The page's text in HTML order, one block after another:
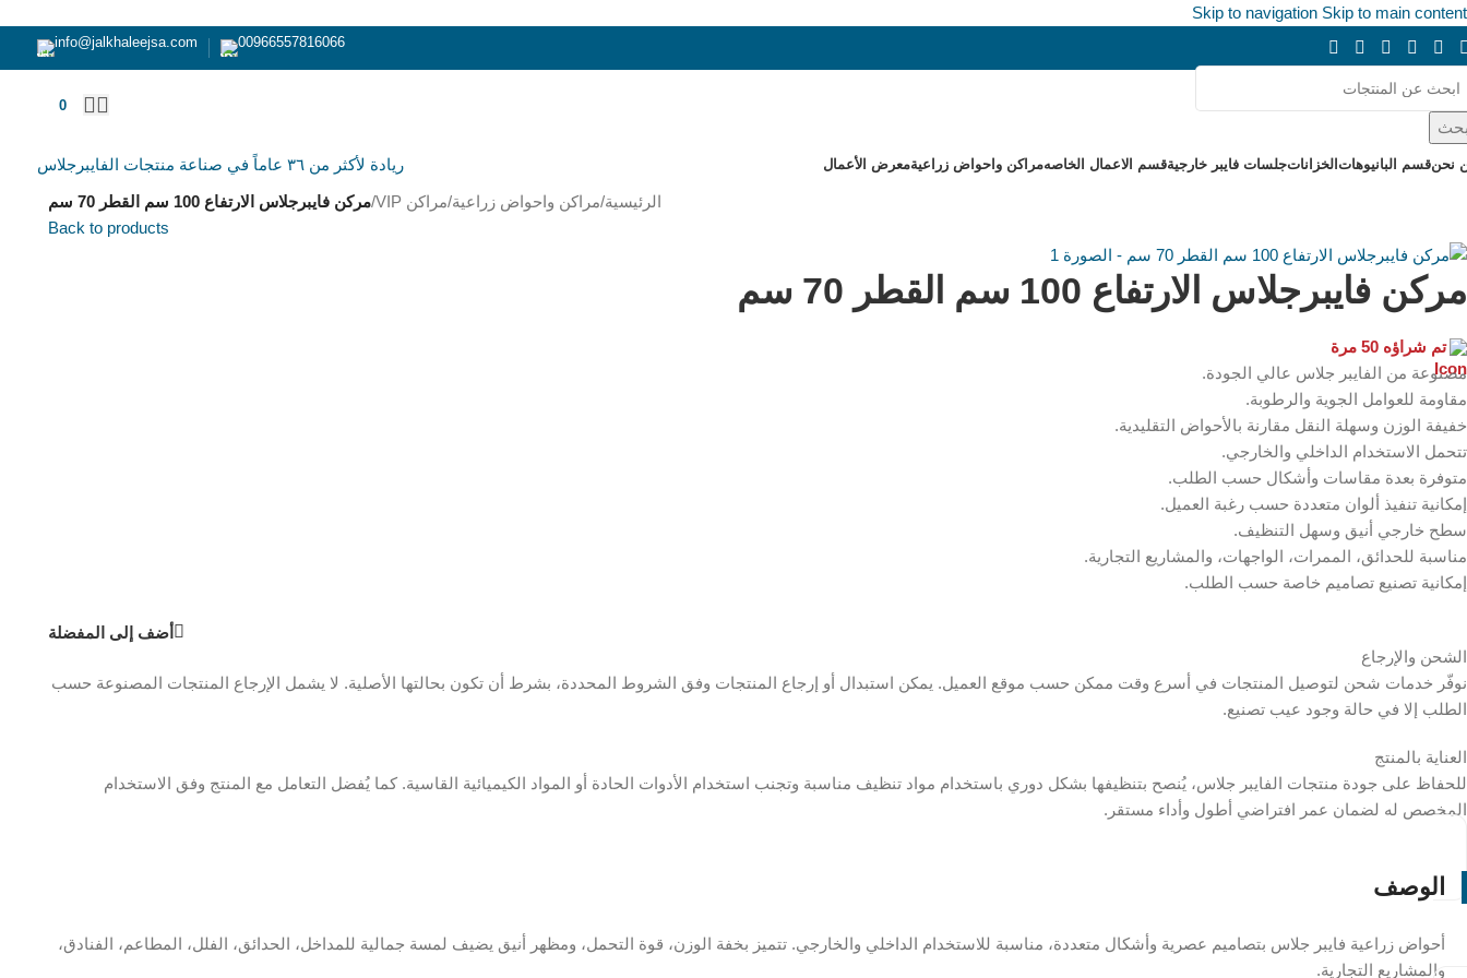
Skip to navigation Skip to main content
00966557816066
info@jalkhaleejsa.com
0
نحنقسم البانيوهاتالخزاناتجلسات فايبر خارجيةقسم الاعمال الخاصهمراكن واحواض زراعيةمعرض الأعمال ريادة لأكثر من ٣٦ عاماً في صناعة منتجات الفايبرجلاس
الرئيسية/مراكن واحواض زراعية/مراكن VIP /مركن فايبرجلاس الارتفاع 100 سم القطر 70 سم
Back to products
مركن فايبرجلاس الارتفاع 100 سم القطر 70 سم
تم شراؤه 50 مرة
مصنوعة من الفايبر جلاس عالي الجودة.
مقاومة للعوامل الجوية والرطوبة.
خفيفة الوزن وسهلة النقل مقارنة بالأحواض التقليدية.
تتحمل الاستخدام الداخلي والخارجي.
متوفرة بعدة مقاسات وأشكال حسب الطلب.
إمكانية تنفيذ ألوان متعددة حسب رغبة العميل.
سطح خارجي أنيق وسهل التنظيف.
مناسبة للحدائق، الممرات، الواجهات، والمشاريع التجارية.
إمكانية تصنيع تصاميم خاصة حسب الطلب.
أضف إلى المفضلة
الشحن والإرجاع
نوفّر خدمات شحن لتوصيل المنتجات في أسرع وقت ممكن حسب موقع العميل. يمكن استبدال أو إرجاع المنتجات وفق الشروط المحددة، بشرط أن تكون بحالتها الأصلية. لا يشمل الإرجاع المنتجات المصنوعة حسب
الطلب إلا في حالة وجود عيب تصنيع.
العناية بالمنتج
للحفاظ على جودة منتجات الفايبر جلاس، يُنصح بتنظيفها بشكل دوري باستخدام مواد تنظيف مناسبة وتجنب استخدام الأدوات الحادة أو المواد الكيميائية القاسية. كما يُفضل التعامل مع المنتج وفق الاستخدام
المخصص له لضمان عمر افتراضي أطول وأداء مستقر.
الوصف
أحواض زراعية فايبر جلاس بتصاميم عصرية وأشكال متعددة، مناسبة للاستخدام الداخلي والخارجي. تتميز بخفة الوزن، قوة التحمل، ومظهر أنيق يضيف لمسة جمالية للمداخل، الحدائق، الفلل، المطاعم، الفنادق،
والمشاريع التجارية.